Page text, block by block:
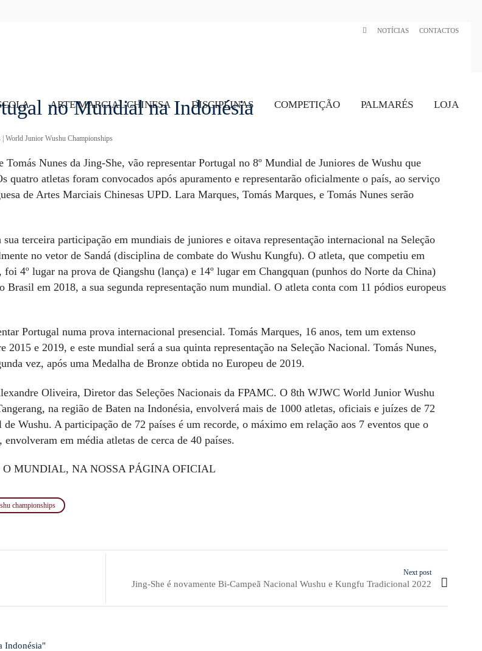
NOTÍCIAS CONTACTOS
ARTE MARCIAL CHINESA DISCIPLINAS COMPETIÇÃO PALMARÉS LOJA
no Mundial na Indonésia
| World Junior Wushu Championships
Nunes da Jing-She, vão representar Portugal no 8º Mundial de Juniores de Wushu que
quatro atletas foram convocados após apuramento e representarão oficialmente o país, ao serviço
de Artes Marciais Chinesas UPD. Lara Marques, Tomás Marques, e Tomás Nunes serão
terceira participação em mundiais de juniores e oitava representação internacional na Seleção
no vetor de Sandá (disciplina de combate do Wushu Kungfu). O atleta, que competiu em
4º lugar na prova de Qiangshu (lança) e 14º lugar em Changquan (punhos do Norte da China)
em 2018, a sua segunda representação num mundial. O atleta conta com 11 pódios europeus
Portugal numa prova internacional presencial. Tomás Marques, 16 anos, tem um extenso
e 2019, e este mundial será a sua quinta representação na Seleção Nacional. Tomás Nunes,
vez, após uma Medalha de Bronze obtida no Europeu de 2019.
Oliveira, Diretor das Seleções Nacionais da FPAMC. O 8th WJWC World Junior Wushu
na região de Baten na Indonésia, envolverá mais de 1000 atletas, oficiais e juízes de 72
Wushu. A participação de 72 países é um recorde, o máximo em relação aos 7 eventos que o
em média atletas de cerca de 40 países.
MUNDIAL, NA NOSSA PÁGINA OFICIAL
championships
Next post
Jing-She é novamente Bi-Campeã Nacional Wushu e Kungfu Tradicional 2022
Indonésia"